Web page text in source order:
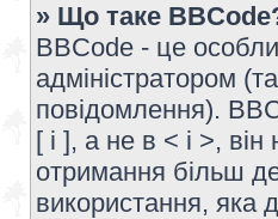
» Що таке
BBCode - це
адміністратором
повідомлення).
[ і ], а не в < і >,
отримання більш
використання, яка